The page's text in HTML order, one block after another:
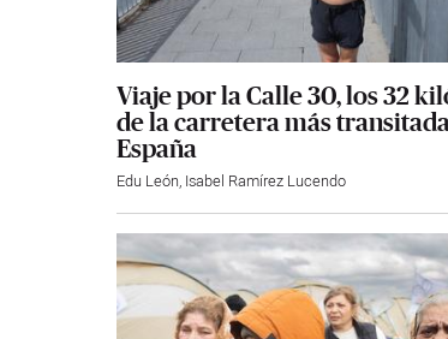
Viaje por la Calle 30, los 32
de la carretera más
España
Edu León, Isabel Ramírez Lucendo